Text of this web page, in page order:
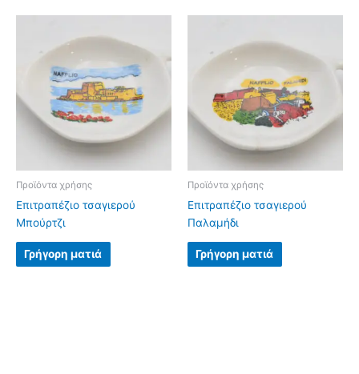
Προϊόντα χρήσης
Επιτραπέζιο τσαγιερού
Μπούρτζι
Γρήγορη ματιά
Προϊόντα χρήσης
Επιτραπέζιο τσαγιερού
Παλαμήδι
Γρήγορη ματιά